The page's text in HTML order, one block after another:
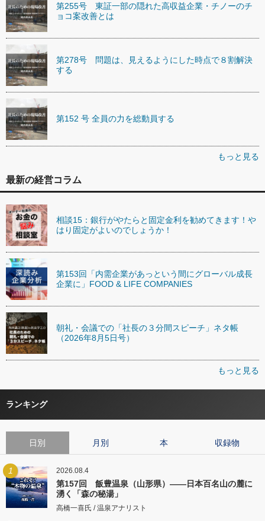
第255号 東証一部の隠れた高収益企業・チノーのチ
ョコ案改善とは
第278号 問題は、見えるようにした時点で８割解決
する
第152 号 全員の力を総動員する
もっと見る
最新の経営コラム
相談15：銀行がやたらと固定金利を勧めてきます！や
はり固定がよいのでしょうか！
第153回「内需企業があっという間にグローバル成長
企業に」FOOD & LIFE COMPANIES
朝礼・会議での「社長の３分間スピーチ」ネタ帳
（2026年8月5日号）
もっと見る
ランキング
日別 月別 本 収録物
1 2026.08.4
第157回 飯豊温泉（山形県）――日本百名山の麓に
湧く「森の秘湯」
高橋一喜氏 / 温泉アナリスト